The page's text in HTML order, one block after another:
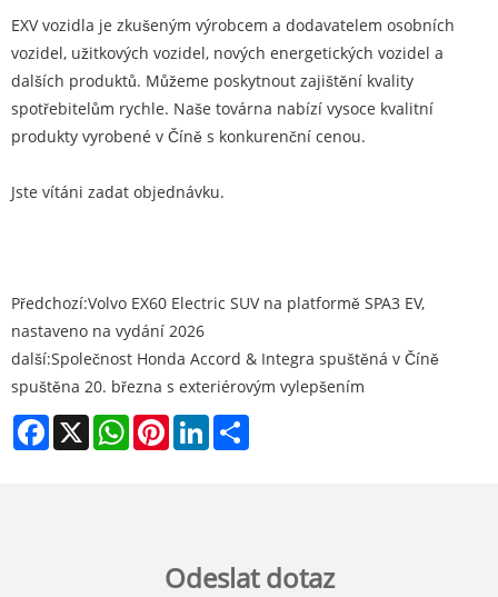
EXV vozidla je zkušeným výrobcem a dodavatelem osobních
vozidel, užitkových vozidel, nových energetických vozidel a
dalších produktů. Můžeme poskytnout zajištění kvality
spotřebitelům rychle. Naše továrna nabízí vysoce kvalitní
produkty vyrobené v Číně s konkurenční cenou.
Jste vítáni zadat objednávku.
Předchozí:Volvo EX60 Electric SUV na platformě SPA3 EV,
nastaveno na vydání 2026
další:Společnost Honda Accord & Integra spuštěná v Číně
spuštěna 20. března s exteriérovým vylepšením
Facebook
X WhatsAppPinterestLinkedIn
Odeslat dotaz